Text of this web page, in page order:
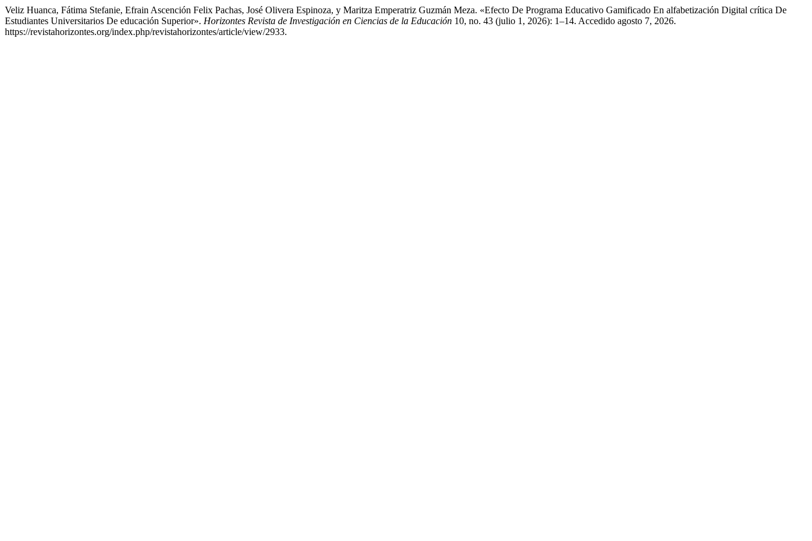
Veliz Huanca, Fátima Stefanie, Efrain Ascención Felix Pachas, José Olivera Espinoza, y Maritza Emperatriz Guzmán Meza. «Efecto De Programa Educativo Gamificado En alfabetización Digital crítica De
Estudiantes Universitarios De educación Superior». Horizontes Revista de Investigación en Ciencias de la Educación 10, no. 43 (julio 1, 2026): 1–14. Accedido agosto 7, 2026.
https://revistahorizontes.org/index.php/revistahorizontes/article/view/2933.